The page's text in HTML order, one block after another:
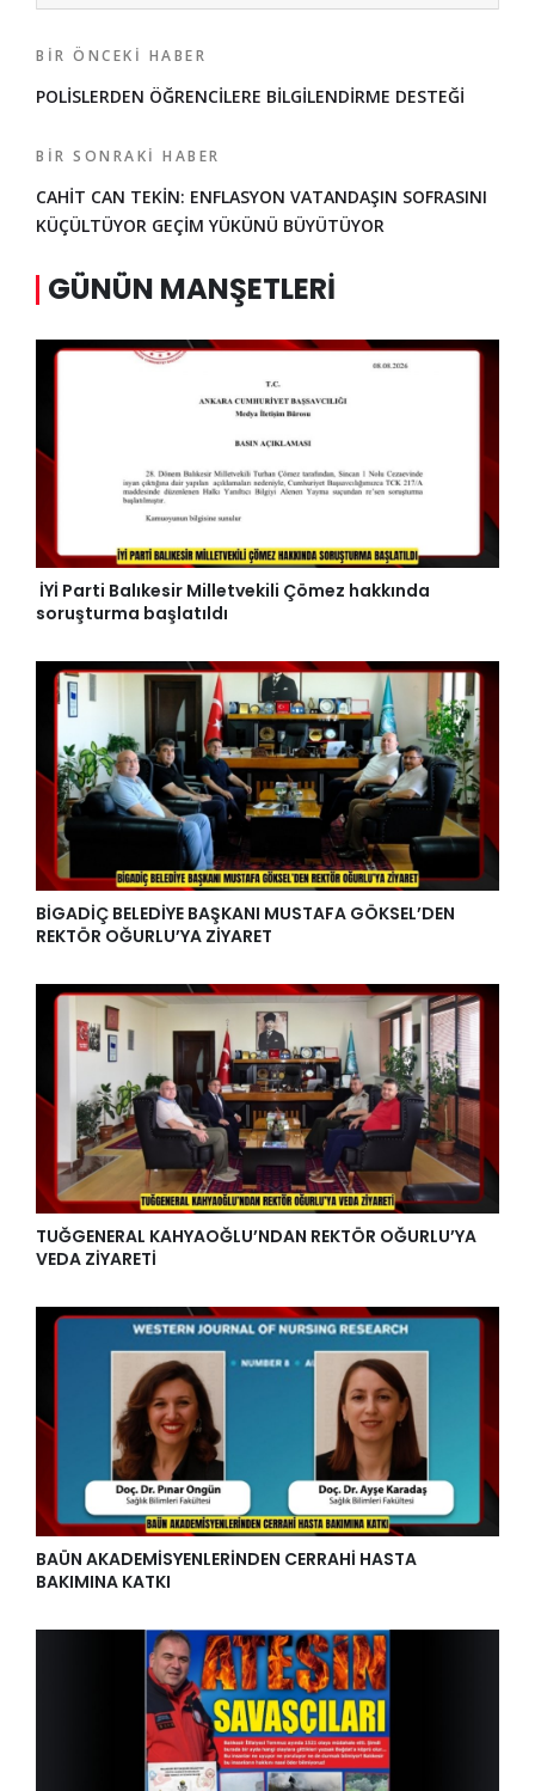
BIR ÖNCEKI HABER
POLİSLERDEN ÖĞRENCİLERE BİLGİLENDİRME DESTEĞİ
BIR SONRAKI HABER
CAHİT CAN TEKİN: ENFLASYON VATANDAŞIN SOFRASINI
KÜÇÜLTÜYOR GEÇİM YÜKÜNÜ BÜYÜTÜYOR
GÜNÜN MANŞETLERI
İYİ Parti Balıkesir Milletvekili Çömez hakkında
soruşturma başlatıldı
BİGADİÇ BELEDİYE BAŞKANI MUSTAFA GÖKSEL’DEN
REKTÖR OĞURLU’YA ZİYARET
TUĞGENERAL KAHYAOĞLU’NDAN REKTÖR OĞURLU’YA
VEDA ZİYARETİ
BAÜN AKADEMİSYENLERİNDEN CERRAHİ HASTA
BAKIMINA KATKI